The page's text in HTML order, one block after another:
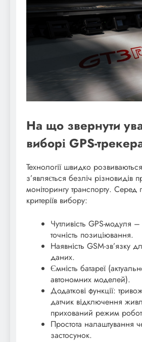
На що звернути
виборі GPS-
Технології швидко
з’являється безліч різновидів
моніторингу транспорту. Серед
критеріїв вибору:
Чутливість GPS-модуля
точність позиціювання.
Наявність GSM-зв’язку
даних.
Ємність батареї
автономних моделей).
Додаткові функції:
датчик відключення
прихований режим
Простота налаштування
застосунок.